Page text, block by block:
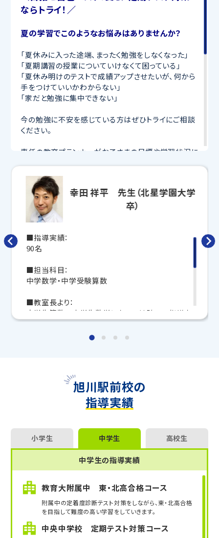
ならトライ！／
夏の学習でこのようなお悩みはありませんか？
「夏休みに入った途端、まったく勉強をしなくなった」
「夏期講習の授業についていけなくて困っている」
「夏休み明けのテストで成績アップさせたいが、何から
手をつけていいかわからない」
「家だと勉強に集中できない」
今の勉強に不安を感じている方はぜひトライにご相談
ください。
専任の教育プランナーがお子さまの目標や学習状況に
寧に教えてくれるから、効率良く成績アップを目指せま
す！
さらに、授業日以外も利用できる「自習スペース」
要科目の対策ができる
します。
う！
いつでも受付中です。
こちら
教室長兼教育プランナー 玉村 大輔
幸田 祥平 先生（北星学園大学
卒）
■指導実績：
90名
■担当科目：
中学数学・中学受験算数
■教室長より：
小学生算数～中学生数学においては随一の指導力
です。
勉強だけでなく学校や生活についての悩み相談に
旭川駅前校の
指導実績
小学生 中学生 高校生
中学生の指導実績
教育大附属中 東・北高合格コース
附属中の定着度診断テスト対策をしながら、東・北高合格
を目指して難度の高い学習をしていきます。
中央中学校 定期テスト対策コース